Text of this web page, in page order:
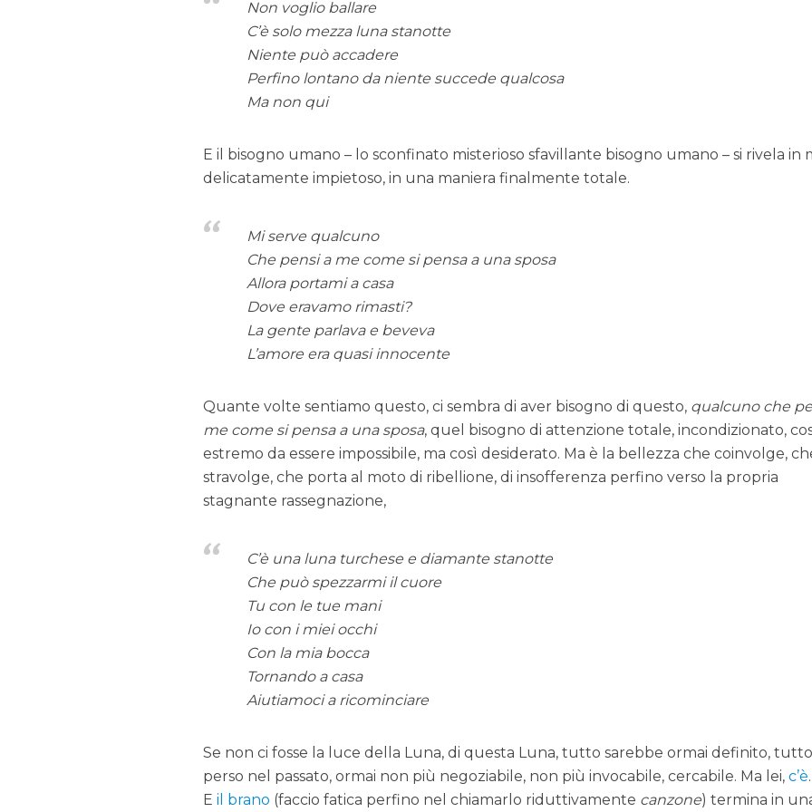
Non voglio ballare
C’è solo mezza luna stanotte
Niente può accadere
Perfino lontano da niente succede qualcosa
Ma non qui
E il bisogno umano – lo sconfinato misterioso sfavillante bisogno umano – si rivela in
delicatamente impietoso, in una maniera finalmente totale.
Mi serve qualcuno
Che pensi a me come si pensa a una sposa
Allora portami a casa
Dove eravamo rimasti?
La gente parlava e beveva
L’amore era quasi innocente
Quante volte sentiamo questo, ci sembra di aver bisogno di questo, qualcuno che
me come si pensa a una sposa, quel bisogno di attenzione totale, incondizionato,
estremo da essere impossibile, ma così desiderato. Ma è la bellezza che coinvolge,
stravolge, che porta al moto di ribellione, di insofferenza perfino verso la propria
stagnante rassegnazione,
C’è una luna turchese e diamante stanotte
Che può spezzarmi il cuore
Tu con le tue mani
Io con i miei occhi
Con la mia bocca
Tornando a casa
Aiutiamoci a ricominciare
Se non ci fosse la luce della Luna, di questa Luna, tutto sarebbe ormai definito, tutto
perso nel passato, ormai non più negoziabile, non più invocabile, cercabile. Ma lei,c’è.
Eil brano (faccio fatica perfino nel chiamarlo riduttivamente canzone) termina in